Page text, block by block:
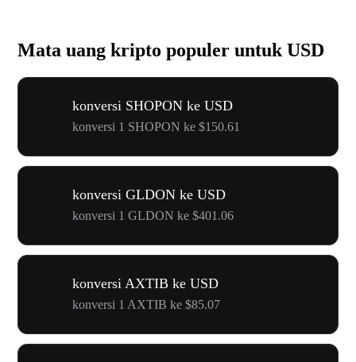
Mata uang kripto populer untuk USD
konversi SHOPON ke USD
konversi 1 SHOPON ke $150.61
konversi GLDON ke USD
konversi 1 GLDON ke $401.06
konversi AXTIB ke USD
konversi 1 AXTIB ke $85.07